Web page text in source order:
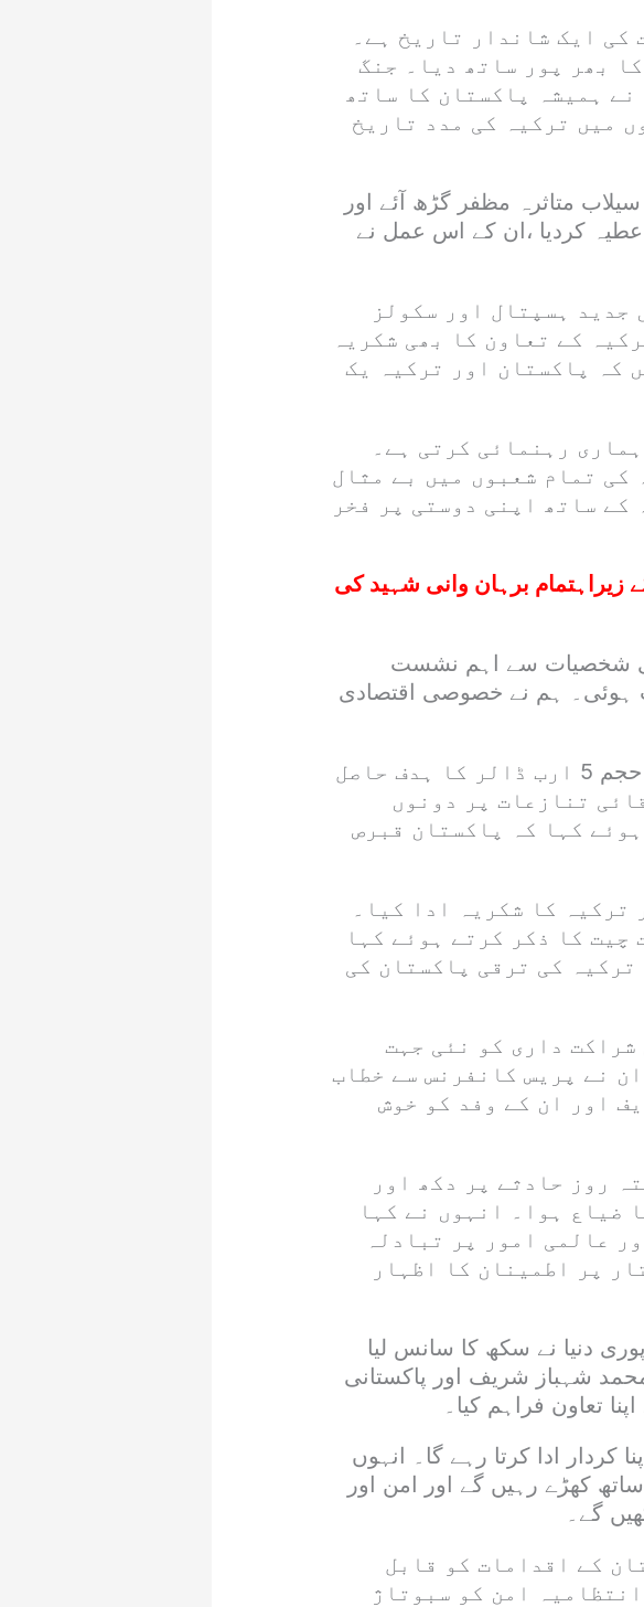
کی ایک شاندار تاریخ ہے۔
بھر پور ساتھ دیا۔ جنگ
نے ہمیشہ پاکستان کا ساتھ
میں ترکیہ کی مدد تاریخ
متاثرہ مظفر گڑھ آئے اور
عطیہ کردیا ،ان کے اس عمل نے
جدید ہسپتال اور سکولز
کے تعاون کا بھی شکریہ
کہ پاکستان اور ترکیہ یک
رہنمائی کرتی ہے۔
کی تمام شعبوں میں بے مثال
ساتھ اپنی دوستی پر فخر
زیراہتمام برہان وانی شہید کی
شخصیات سے اہم نشست
ہوئی۔ ہم نے خصوصی اقتصادی
وزیر اعظم شہبازشریف نے کہا کہ ہم دوطرفہ تجارتی حجم 5 ارب ڈالر کا ہدف حاصل
تنازعات پر دونوں
کہا کہ پاکستان قبرص
ترکیہ کا شکریہ ادا کیا۔
چیت کا ذکر کرتے ہوئے کہا
کی ترقی پاکستان کی
داری کو نئی جہت
نے پریس کانفرنس سے خطاب
اور ان کے وفد کو خوش
روز حادثے پر دکھ اور
ضیاع ہوا۔ انہوں نے کہا
عالمی امور پر تبادلہ
پر اطمینان کا اظہار
دنیا نے سکھ کا سانس لیا
شہباز شریف اور پاکستانی
تعاون فراہم کیا۔
کردار ادا کرتا رہے گا۔ انہوں
کھڑے رہیں گے اور امن اور
گے۔
کے اقدامات کو قابل
امن کو سبوتاژ